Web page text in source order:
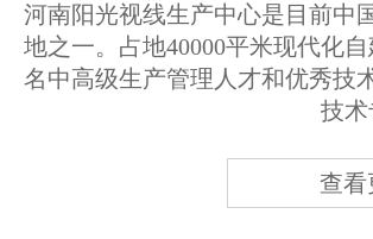
河南阳光视线生产中心是目前中
地之一。占地40000平米现代化
名中高级生产管理人才和优秀技
技术
查看